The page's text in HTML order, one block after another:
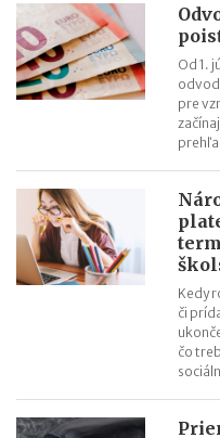
Kontroly v oblasti
Registratúrny plán a
Od 1.
pre
Kedy
či
čo